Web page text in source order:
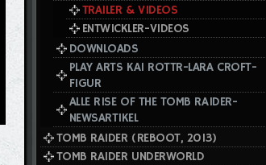
TRAILER & VIDEOS
ENTWICKLER-VIDEOS
DOWNLOADS
PLAY ARTS KAI ROTTR-LARA CROFT-
FIGUR
ALLE RISE OF THE TOMB RAIDER-
NEWSARTIKEL
TOMB RAIDER (REBOOT, 2013)
TOMB RAIDER UNDERWORLD